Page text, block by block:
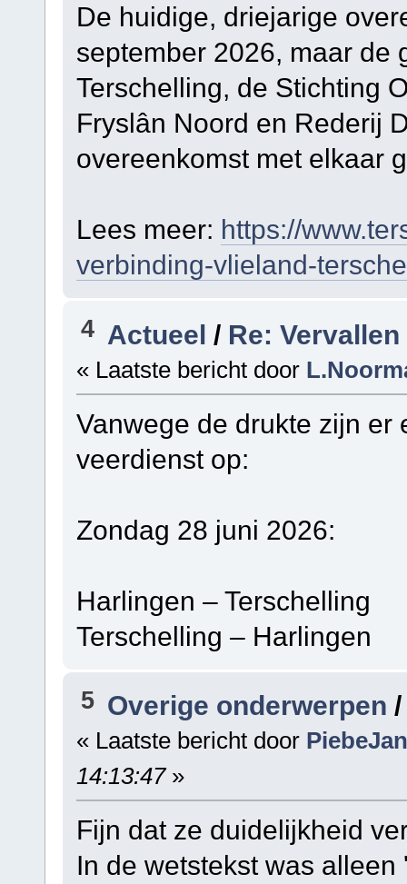
De huidige, driejarige
september 2026, maar de
Terschelling, de Stichting
Fryslân Noord en Rederij
overeenkomst met elkaar
Lees meer: https://
verbinding-vlieland-
4 Actueel / Re:
« Laatste bericht door
Vanwege de drukte zijn er
veerdienst op:
Zondag 28 juni 2026:
Harlingen –
Terschelling –
5 Overige onderwerpen
« Laatste bericht door
14:13:47»
Fijn dat ze duidelijkheid
In de wetstekst was